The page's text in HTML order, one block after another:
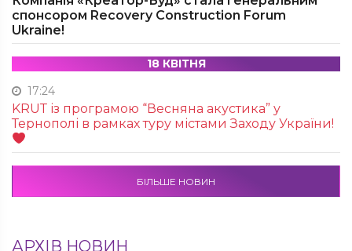
спонсором Recovery Construction Forum
Ukraine!
18 КВІТНЯ
17:24
KRUТ із програмою “Весняна акустика” у
Тернополі в рамках туру містами Заходу України!
БІЛЬШЕ НОВИН
АРХІВ НОВИН